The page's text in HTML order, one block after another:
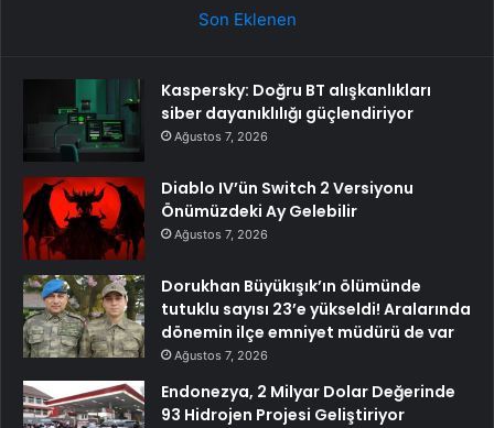
Son Eklenen
Kaspersky: Doğru BT alışkanlıkları
siber dayanıklılığı güçlendiriyor
Ağustos 7, 2026
Diablo IV’ün Switch 2 Versiyonu
Önümüzdeki Ay Gelebilir
Ağustos 7, 2026
Dorukhan Büyükışık’ın ölümünde
tutuklu sayısı 23’e yükseldi! Aralarında
dönemin ilçe emniyet müdürü de var
Ağustos 7, 2026
Endonezya, 2 Milyar Dolar Değerinde
93 Hidrojen Projesi Geliştiriyor